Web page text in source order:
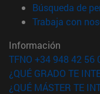
Búsqueda de
Trabaja con
Información
TFNO +34 948 42 56
¿QUÉ GRADO TE
¿QUÉ MÁSTER TE